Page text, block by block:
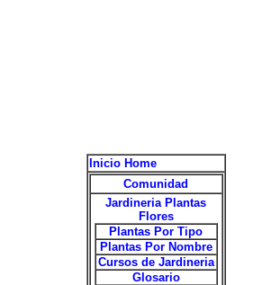
Inicio Home
Comunidad
Jardineria Plantas
Flores
Plantas Por Tipo
Plantas Por Nombre
Cursos de Jardineria
Glosario